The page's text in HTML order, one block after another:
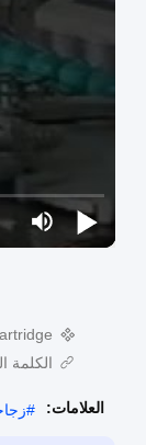
الكلمة
العلامات: #